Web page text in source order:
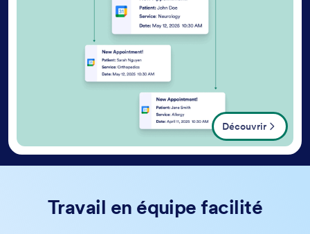
Découvrir
Travail en équipe facilité